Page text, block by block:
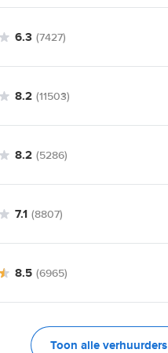
6.3 (7427)
8.2 (11503)
8.2 (5286)
7.1 (8807)
8.5 (6965)
Toon alle verhuurders